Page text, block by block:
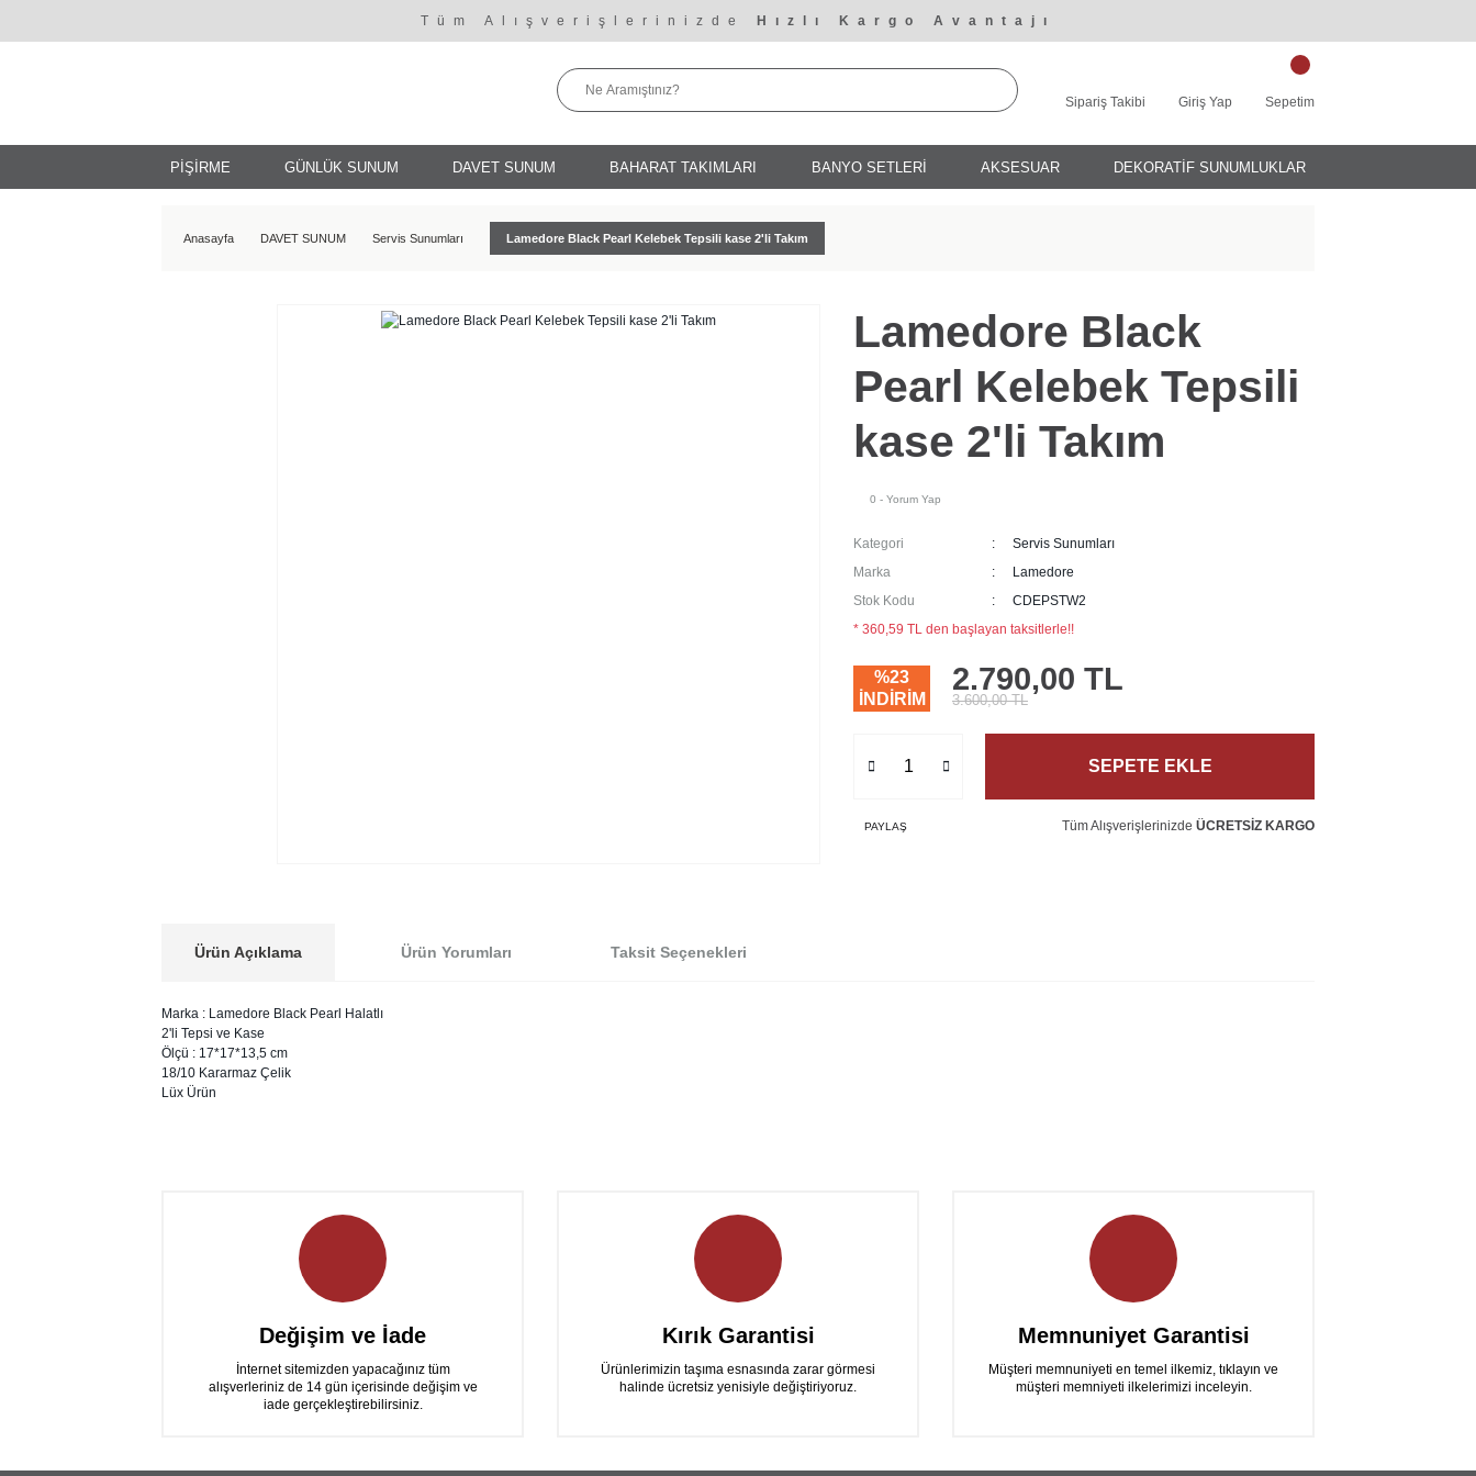
Tüm Alışverişlerinizde Hızlı Kargo Avantajı
Sipariş Takibi Giriş Yap Sepetim
PİŞİRME GÜNLÜK SUNUM DAVET SUNUM BAHARAT TAKIMLARI BANYO SETLERİ AKSESUAR DEKORATİF SUNUMLUKLAR
Anasayfa DAVET SUNUM Servis Sunumları Lamedore Black Pearl Kelebek Tepsili kase 2'li Takım
Lamedore Black
Pearl Kelebek Tepsili
kase 2'li Takım
0 - Yorum Yap
Kategori
Servis Sunumları
Marka
Lamedore
Stok Kodu
CDEPSTW2
* 360,59 TL den başlayan taksitlerle!!
%23
İNDİRİM
2.790,00 TL
3.600,00 TL
SEPETE EKLE
PAYLAŞ Tüm Alışverişlerinizde ÜCRETSİZ KARGO
Ürün Açıklama Ürün Yorumları Taksit Seçenekleri
Marka : Lamedore Black Pearl Halatlı
2'li Tepsi ve Kase
Ölçü : 17*17*13,5 cm
18/10 Kararmaz Çelik
Lüx Ürün
Değişim ve İade
İnternet sitemizden yapacağınız tüm
alışverleriniz de 14 gün içerisinde değişim ve
iade gerçekleştirebilirsiniz.
Kırık Garantisi
Ürünlerimizin taşıma esnasında zarar görmesi
halinde ücretsiz yenisiyle değiştiriyoruz.
Memnuniyet Garantisi
Müşteri memnuniyeti en temel ilkemiz, tıklayın ve
müşteri memniyeti ilkelerimizi inceleyin.